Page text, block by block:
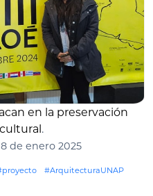
en la preservación
.
8 de enero 2025
#ArquitecturaUNAP